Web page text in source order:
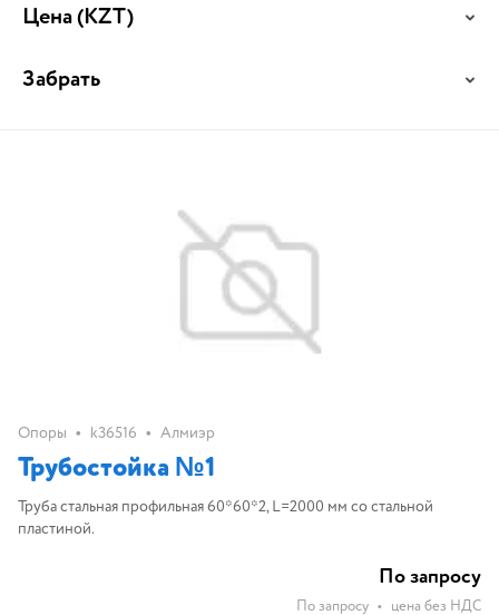
Цена(KZT)
Забрать
Опоры • k36516 • Алмиэр
Трубостойка №1
Труба стальная профильная 60*60*2, L=2000 мм со стальной
пластиной.
По запросу
По запросу • цена без НДС